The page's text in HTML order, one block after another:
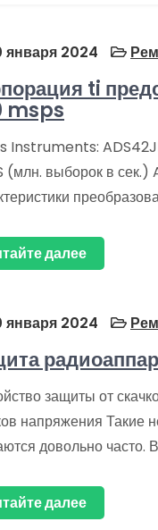
января 2024
ti
msps
Instruments:
(млн. выборок в
далее
января 2024
защиты от
напряжения Такие
довольно часто.
далее